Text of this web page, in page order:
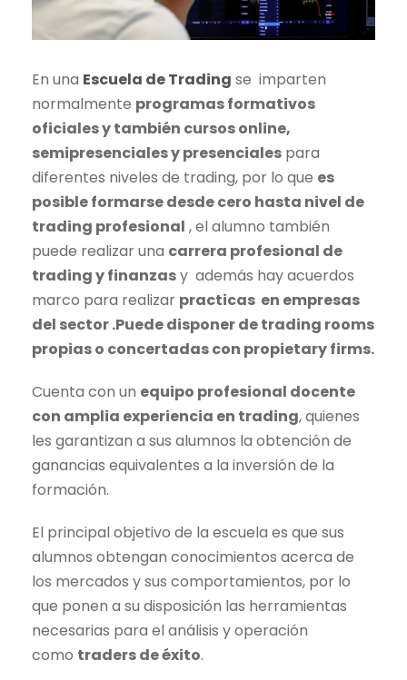
En una Escuela deTrading se imparten
normalmente programas formativos
oficiales y también cursos online,
semipresenciales y presenciales para
diferentes niveles de trading, por lo que es
posible formarse desde cero hasta nivel de
trading profesional , el alumno también
puede realizar una carrera profesional de
tradingy finanzasy además hay acuerdos
marco para realizar practicas en empresas
del sector .Puede disponer detrading rooms
propias o concertadas con propietary firms.
Cuenta con un equipo profesional docente
con amplia experiencia en trading, quienes
les garantizan a sus alumnos la obtención de
ganancias equivalentes a la inversión de la
formación.
El principal objetivo de la escuela es que sus
alumnos obtengan conocimientos acerca de
los mercados y sus comportamientos, por lo
que ponen a su disposición las herramientas
necesarias para el análisis y operación
como traders de éxito.